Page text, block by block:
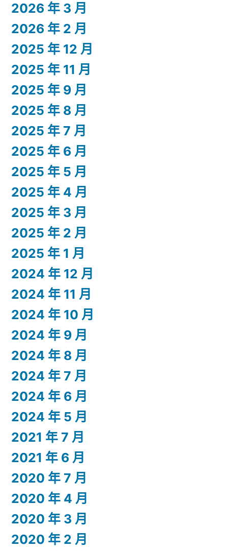
2026 年 3 月
2026 年 2 月
2025 年 12 月
2025 年 11 月
2025 年 9 月
2025 年 8 月
2025 年 7 月
2025 年 6 月
2025 年 5 月
2025 年 4 月
2025 年 3 月
2025 年 2 月
2025 年 1 月
2024 年 12 月
2024 年 11 月
2024 年 10 月
2024 年 9 月
2024 年 8 月
2024 年 7 月
2024 年 6 月
2024 年 5 月
2021 年 7 月
2021 年 6 月
2020 年 7 月
2020 年 4 月
2020 年 3 月
2020 年 2 月